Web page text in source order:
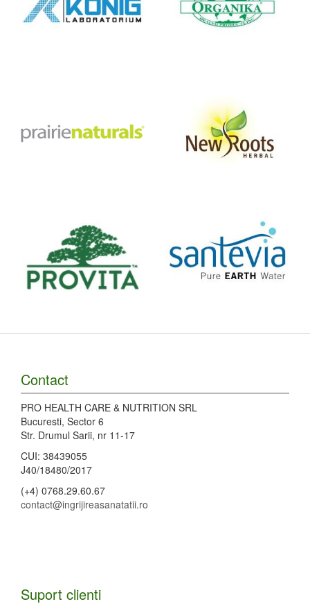
Contact
PRO HEALTH CARE & NUTRITION SRL
Bucuresti, Sector 6
Str. Drumul Sarii, nr 11-17
CUI: 38439055
J40/18480/2017
(+4) 0768.29.60.67
contact@ingrijireasanatatii.ro
Suport clienti